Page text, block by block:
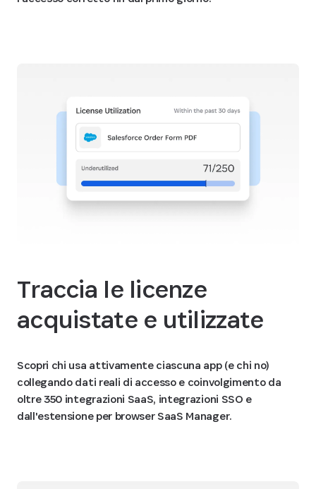
Traccia le licenze
acquistate e utilizzate
Scopri chi usa attivamente ciascuna app (e chi no)
collegando dati reali di accesso e coinvolgimento da
oltre 350 integrazioni SaaS, integrazioni SSO e
dall'estensione per browser SaaS Manager.